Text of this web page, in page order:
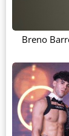
Breno